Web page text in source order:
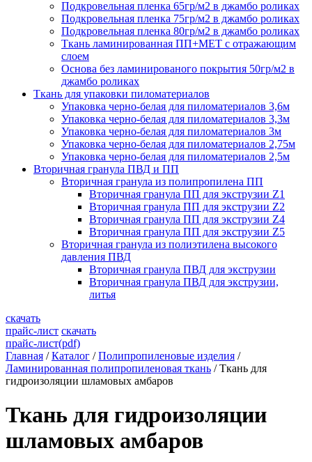
Подкровельная пленка 65гр/м2 в джамбо роликах
Подкровельная пленка 75гр/м2 в джамбо роликах
Подкровельная пленка 80гр/м2 в джамбо роликах
Ткань ламинированная ПП+МЕТ с отражающим
слоем
Основа без ламинированого покрытия 50гр/м2 в
джамбо роликах
Ткань для упаковки пиломатериалов
Упаковка черно-белая для пиломатериалов 3,6м
Упаковка черно-белая для пиломатериалов 3,3м
Упаковка черно-белая для пиломатериалов 3м
Упаковка черно-белая для пиломатериалов 2,75м
Упаковка черно-белая для пиломатериалов 2,5м
Вторичная гранула ПВД и ПП
Вторичная гранула из полипропилена ПП
Вторичная гранула ПП для экструзии Z1
Вторичная гранула ПП для экструзии Z2
Вторичная гранула ПП для экструзии Z4
Вторичная гранула ПП для экструзии Z5
Вторичная гранула из полиэтилена высокого
давления ПВД
Вторичная гранула ПВД для экструзии
Вторичная гранула ПВД для экструзии,
литья
скачать
прайс-лист скачать
прайс-лист(pdf)
Главная /Каталог /Полипропиленовые изделия /
Ламинированная полипропиленовая ткань /Ткань для
гидроизоляции шламовых амбаров
Ткань для гидроизоляции
шламовых амбаров